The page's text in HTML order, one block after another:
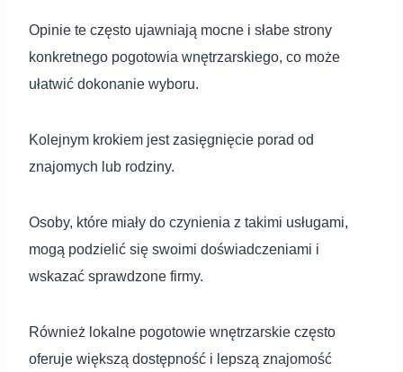
Opinie te często ujawniają mocne i słabe strony
konkretnego pogotowia wnętrzarskiego, co może
ułatwić dokonanie wyboru.
Kolejnym krokiem jest zasięgnięcie porad od
znajomych lub rodziny.
Osoby, które miały do czynienia z takimi usługami,
mogą podzielić się swoimi doświadczeniami i
wskazać sprawdzone firmy.
Również lokalne pogotowie wnętrzarskie często
oferuje większą dostępność i lepszą znajomość